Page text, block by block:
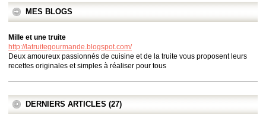
MES BLOGS
Mille et une truite
http://latruitegourmande.blogspot.com/
Deux amoureux passionnés de cuisine et de la truite vous proposent leurs
recettes originales et simples à réaliser pour tous
DERNIERS ARTICLES (27)